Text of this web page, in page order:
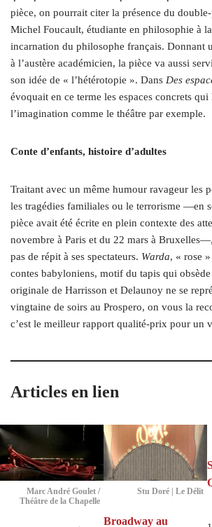
pièce, on pourrait citer la présence du
Michel Foucault, étudiante en philosophie à
incarnation du philosophe français. Donnant
à l’austère académicien, la pièce va aussi
son idée de « l’hétérotopie ». Dans Des
évoquait en ce terme les espaces concrets qui
l’imagination comme le théâtre par exemple.
Conte d’enfants, histoire d’adultes
Traitant avec un même humour ravageur les
les tragédies familiales ou le terrorisme —en
pièce avait été écrite en plein contexte des
novembre à Paris et du 22 mars à
pas de répit à ses spectateurs. Warda, « rose
contes babyloniens, motif du tapis qui
originale de Harrisson et Delaunoy ne se
vingtaine de soirs au Prospero, on vous la
c’est le meilleur rapport qualité-prix pour un
Articles en lien
Marc André Goulet /
Théâtre de la Chapelle
Stu Doré | Le Délit
Broadway au